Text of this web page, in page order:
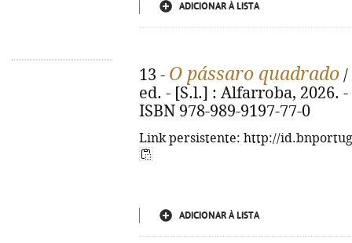
ADICIONAR À LISTA
13 - O pássaro quadrado /
ed. - [S.l.] : Alfarroba, 2026.
ISBN 978-989-9197-77-0
Link persistente: http://
ADICIONAR À LISTA